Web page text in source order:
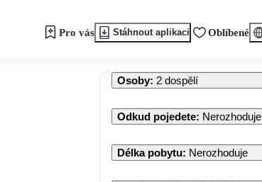
Pro vás Stáhnout aplikaci Oblíbené
Osoby: 2 dospělí
Odkud pojedete: Nerozhoduje
Délka pobytu: Nerozhoduje